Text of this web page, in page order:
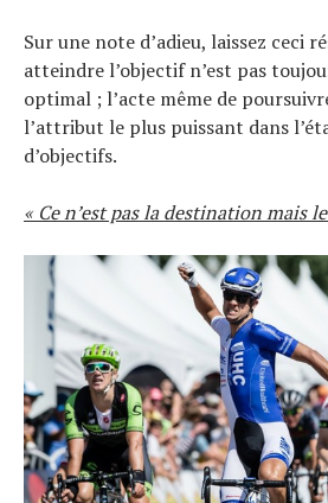
Sur une note d’adieu, laissez ceci
atteindre l’objectif n’est pas
optimal ; l’acte même de
l’attribut le plus puissant dans
d’objectifs.
« Ce n’est pas la destination mais